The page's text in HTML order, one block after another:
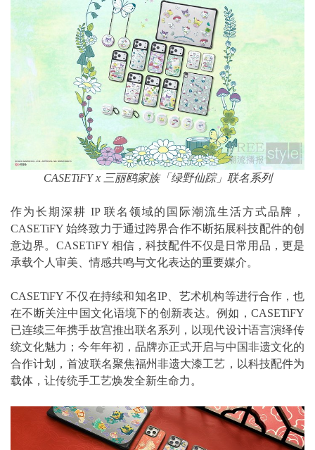
CASETiFY x 三丽鸥家族「绿野仙踪」联名系列
作为长期深耕 IP 联名领域的国际潮流生活方式品牌，
CASETiFY 始终致力于通过跨界合作不断拓展科技配件的创
意边界。CASETiFY 相信，科技配件不仅是日常用品，更是
承载个人审美、情感共鸣与文化表达的重要媒介。
CASETiFY 不仅在持续和知名IP、艺术机构等进行合作，也
在不断关注中国文化语境下的创新表达。例如，CASETiFY
已连续三年携手故宫推出联名系列，以现代设计语言演绎传
统文化魅力；今年年初，品牌亦正式开启与中国非遗文化的
合作计划，首波联名聚焦福州非遗大漆工艺，以科技配件为
载体，让传统手工艺焕发全新生命力。